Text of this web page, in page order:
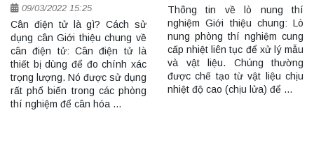
09/03/2022 15:25
Cân điện tử là gì? Cách sử
dụng cân Giới thiệu chung về
cân điện tử: Cân điện tử là
thiết bị dùng để đo chính xác
trọng lượng. Nó được sử dụng
rất phổ biến trong các phòng
thí nghiệm để cân hóa …
Thông tin về lò nung thí
nghiệm Giới thiệu chung: Lò
nung phòng thí nghiệm cung
cấp nhiệt liên tục để xử lý mẫu
và vật liệu. Chúng thường
được chế tạo từ vật liệu chịu
nhiệt độ cao (chịu lửa) để …